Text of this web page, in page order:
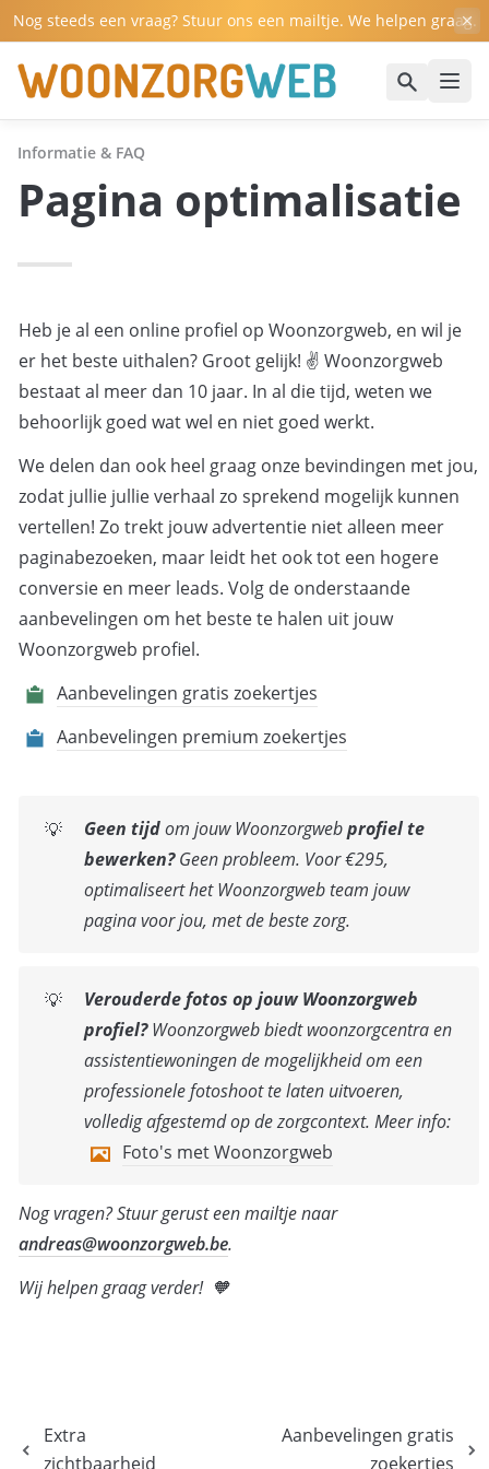
Nog steeds een vraag? Stuur ons een mailtje. We helpen graag.
Informatie & FAQ
Pagina optimalisatie
Heb je al een online profiel op Woonzorgweb, en wil je
er het beste uithalen? Groot gelijk! ✌️ Woonzorgweb
bestaat al meer dan 10 jaar. In al die tijd, weten we
behoorlijk goed wat wel en niet goed werkt.
We delen dan ook heel graag onze bevindingen met jou,
zodat jullie jullie verhaal zo sprekend mogelijk kunnen
vertellen! Zo trekt jouw advertentie niet alleen meer
paginabezoeken, maar leidt het ook tot een hogere
conversie en meer leads. Volg de onderstaande
aanbevelingen om het beste te halen uit jouw
Woonzorgweb profiel.
Aanbevelingen gratis zoekertjes
Aanbevelingen premium zoekertjes
💡 Geen tijd om jouw Woonzorgweb profiel te
bewerken? Geen probleem. Voor €295,
optimaliseert het Woonzorgweb team jouw
pagina voor jou, met de beste zorg.
💡 Verouderde fotos op jouw Woonzorgweb
profiel? Woonzorgweb biedt woonzorgcentra en
assistentiewoningen de mogelijkheid om een
professionele fotoshoot te laten uitvoeren,
volledig afgestemd op de zorgcontext. Meer info:
Foto's met Woonzorgweb
Nog vragen? Stuur gerust een mailtje naar
andreas@woonzorgweb.be.
Wij helpen graag verder!  🧡
Extra
zichtbaarheid
Aanbevelingen gratis
zoekertjes